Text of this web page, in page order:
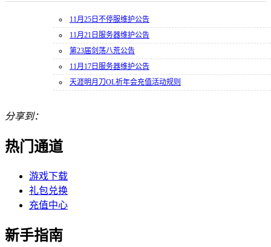
11月25日不停服维护公告
11月21日服务器维护公告
第23届剑荡八荒公告
11月17日服务器维护公告
天涯明月刀OL祈年会充值活动规则
分享到：
热门通道
游戏下载
礼包兑换
充值中心
新手指南